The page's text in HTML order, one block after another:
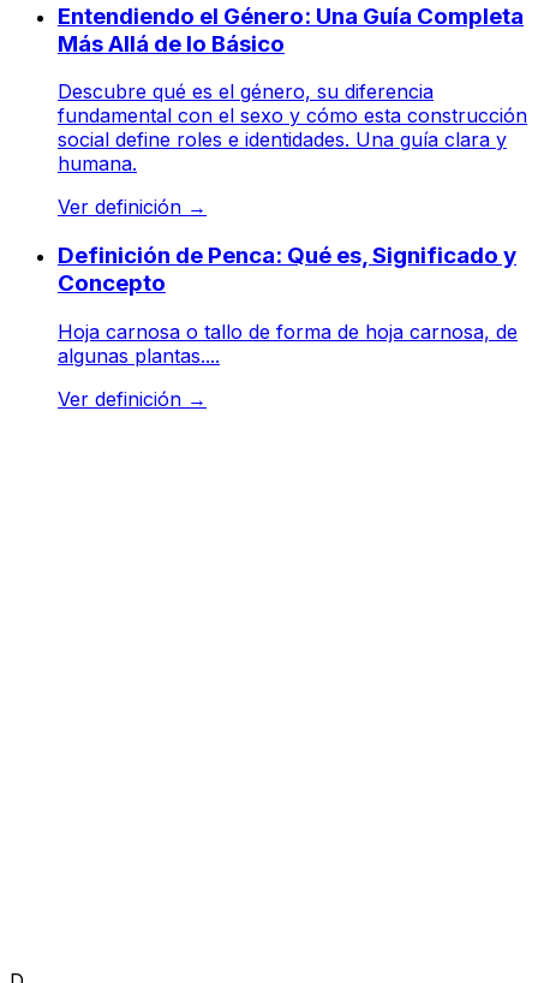
Entendiendo el Género: Una Guía Completa
Más Allá de lo Básico
Descubre qué es el género, su diferencia
fundamental con el sexo y cómo esta construcción
social define roles e identidades. Una guía clara y
humana.
Ver definición →
Definición de Penca: Qué es, Significado y
Concepto
Hoja carnosa o tallo de forma de hoja carnosa, de
algunas plantas....
Ver definición →